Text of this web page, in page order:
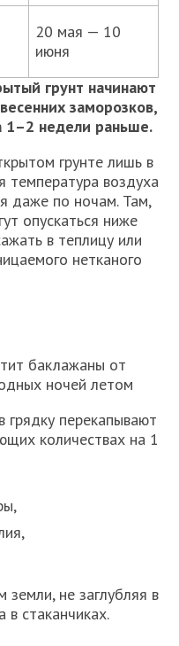
20 мая — 10
июня
грунт начинают
заморозков,
1–2 недели раньше.
грунте лишь в
температура воздуха
даже по ночам. Там,
опускаться ниже
в теплицу или
нетканого
баклажаны от
ночей летом
перекапывают
количествах на 1
не заглубляя в
в стаканчиках.